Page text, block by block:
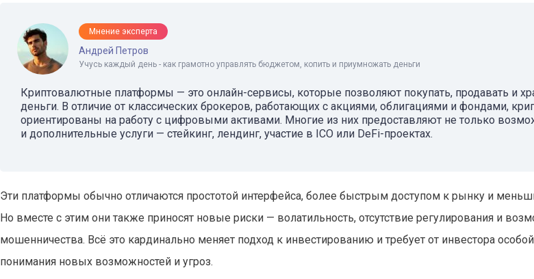
Мнение эксперта
Андрей Петров
Учусь каждый день - как грамотно управлять бюджетом, копить и приумножать деньги
Криптовалютные платформы — это онлайн-сервисы, которые позволяют покупать, продавать и
деньги. В отличие от классических брокеров, работающих с акциями, облигациями и фондами,
ориентированы на работу с цифровыми активами. Многие из них предоставляют не только
и дополнительные услуги — стейкинг, лендинг, участие в ICO или DeFi-проектах.
Эти платформы обычно отличаются простотой интерфейса, более быстрым доступом к рынку и
Но вместе с этим они также приносят новые риски — волатильность, отсутствие регулирования и
мошенничества. Всё это кардинально меняет подход к инвестированию и требует от инвестора
понимания новых возможностей и угроз.